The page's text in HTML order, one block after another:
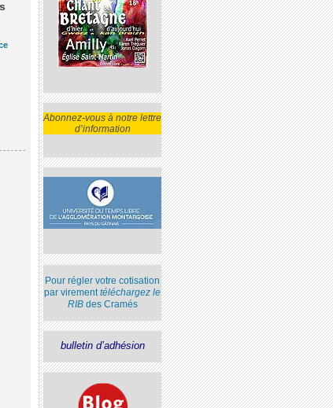
Abonnez-vous à notre lettre
d’information
Pour régler votre cotisation
par virementtéléchargez le
RIBdes Cramés
bulletin d’adhésion